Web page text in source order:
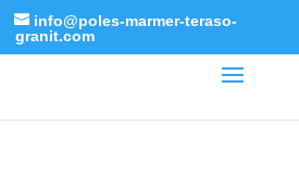
info@poles-marmer-teraso-
granit.com